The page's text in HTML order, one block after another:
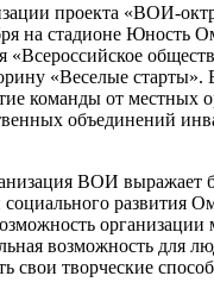
проекта «ВОИ-
на стадионе Юность
«Всероссийское
«Веселые старты».
команды от местных
объединений
ВОИ выражает
развития
организации
возможность для
свои творческие